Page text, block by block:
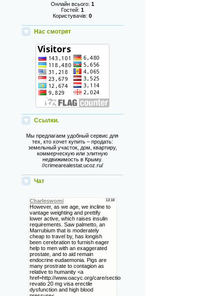
Онлайн всього: 1
Гостей: 1
Користувачів:0
Нас смотрят
Ссылки.
Мы предлагаем удобный сервис для
тех, кто хочет купить – продать:
земельный участок, дом, квартиру,
коммерческую или элитную
недвижимость в Крыму.
//crimearealestat.ucoz.ru/
Чат